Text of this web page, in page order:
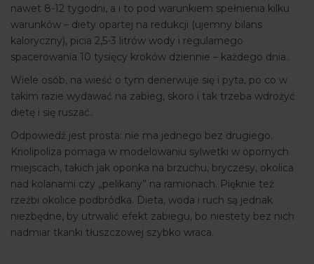
nawet 8-12 tygodni, a i to pod warunkiem spełnienia kilku
warunków – diety opartej na redukcji (ujemny bilans
kaloryczny), picia 2,5-3 litrów wody i regularnego
spacerowania 10 tysięcy kroków dziennie – każdego dnia..
Wiele osób, na wieść o tym denerwuje się i pyta, po co w
takim razie wydawać na zabieg, skoro i tak trzeba wdrożyć
dietę i się ruszać..
Odpowiedź jest prosta: nie ma jednego bez drugiego.
Kriolipoliza pomaga w modelowaniu sylwetki w opornych
miejscach, takich jak oponka na brzuchu, bryczesy, okolica
nad kolanami czy „pelikany” na ramionach. Pięknie też
rzeźbi okolice podbródka. Dieta, woda i ruch są jednak
niezbędne, by utrwalić efekt zabiegu, bo niestety bez nich
nadmiar tkanki tłuszczowej szybko wraca.